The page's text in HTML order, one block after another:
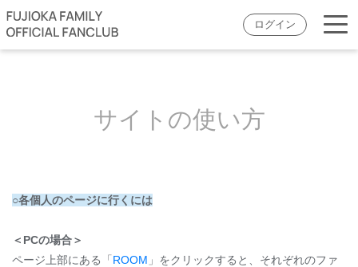
ログイン
サイトの使い方
○各個人のページに行くには
＜PCの場合＞
ページ上部にある「 ROOM 」をクリックすると、それぞれのファ